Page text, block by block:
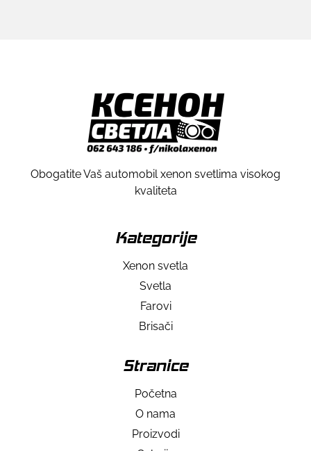
Obogatite Vaš automobil xenon svetlima visokog
kvaliteta
Kategorije
Xenon svetla
Svetla
Farovi
Brisači
Stranice
Početna
O nama
Proizvodi